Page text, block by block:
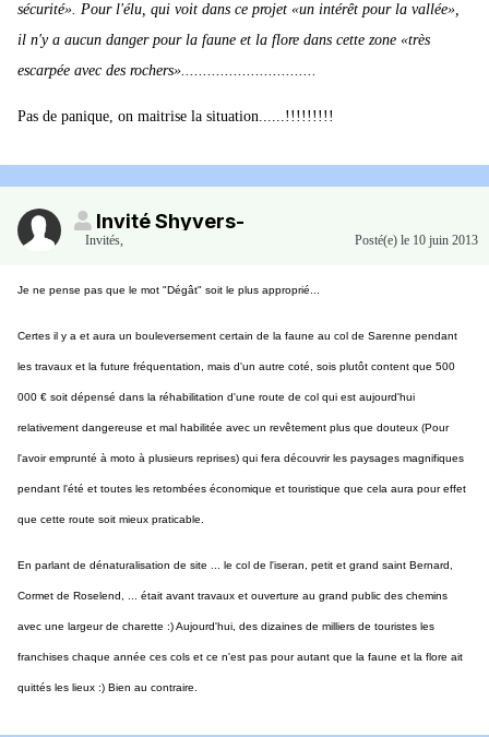
sécurité». Pour l'élu, qui voit dans ce projet «un intérêt pour la vallée»,
il n'y a aucun danger pour la faune et la flore dans cette zone «très
escarpée avec des rochers»...............................
Pas de panique, on maitrise la situation......!!!!!!!!!
Invité Shyvers-
Invités, Posté(e) le 10 juin 2013
Je ne pense pas que le mot "Dégât" soit le plus approprié...
Certes il y a et aura un bouleversement certain de la faune au col de Sarenne pendant
les travaux et la future fréquentation, mais d'un autre coté, sois plutôt content que 500
000 € soit dépensé dans la réhabilitation d'une route de col qui est aujourd'hui
relativement dangereuse et mal habilitée avec un revêtement plus que douteux (Pour
l'avoir emprunté à moto à plusieurs reprises) qui fera découvrir les paysages magnifiques
pendant l'été et toutes les retombées économique et touristique que cela aura pour effet
que cette route soit mieux praticable.
En parlant de dénaturalisation de site ... le col de l'iseran, petit et grand saint Bernard,
Cormet de Roselend, ... était avant travaux et ouverture au grand public des chemins
avec une largeur de charette :) Aujourd'hui, des dizaines de milliers de touristes les
franchises chaque année ces cols et ce n'est pas pour autant que la faune et la flore ait
quittés les lieux :) Bien au contraire.